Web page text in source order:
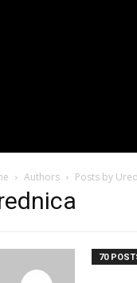
Authors Posts by
70